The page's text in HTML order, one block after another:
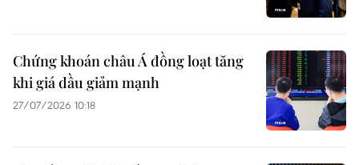
Chứng khoán châu Á đồng loạt tăng
khi giá dầu giảm mạnh
27/07/2026 10:18